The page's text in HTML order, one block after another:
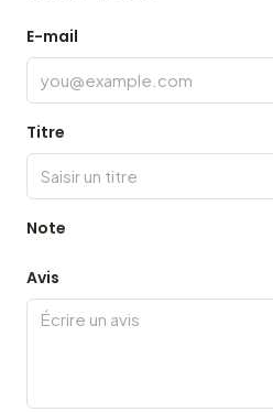
E-mail
Titre
Note
Avis